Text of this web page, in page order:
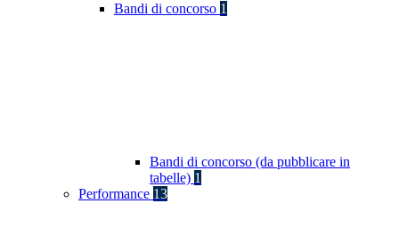
Bandi di concorso 1
Bandi di concorso (da pubblicare in
tabelle) 1
Performance 13